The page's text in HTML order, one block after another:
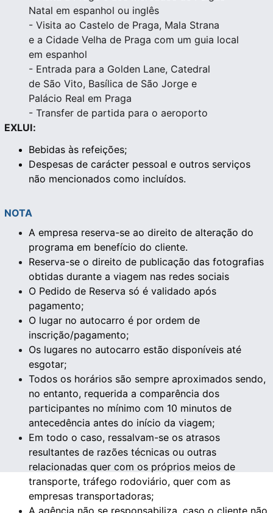
Natal em espanhol ou inglês
- Visita ao Castelo de Praga, Mala Strana
e a Cidade Velha de Praga com um guia local
em espanhol
- Entrada para a Golden Lane, Catedral
de São Vito, Basílica de São Jorge e
Palácio Real em Praga
- Transfer de partida para o aeroporto
EXLUI:
Bebidas às refeições;
Despesas de carácter pessoal e outros serviços
não mencionados como incluídos.
NOTA
A empresa reserva-se ao direito de alteração do
programa em benefício do cliente.
Reserva-se o direito de publicação das fotografias
obtidas durante a viagem nas redes sociais
O Pedido de Reserva só é validado após
pagamento;
O lugar no autocarro é por ordem de
inscrição/pagamento;
Os lugares no autocarro estão disponíveis até
esgotar;
Todos os horários são sempre aproximados sendo,
no entanto, requerida a comparência dos
participantes no mínimo com 10 minutos de
antecedência antes do início da viagem;
Em todo o caso, ressalvam-se os atrasos
resultantes de razões técnicas ou outras
relacionadas quer com os próprios meios de
transporte, tráfego rodoviário, quer com as
empresas transportadoras;
A agência não se responsabiliza, caso o cliente não